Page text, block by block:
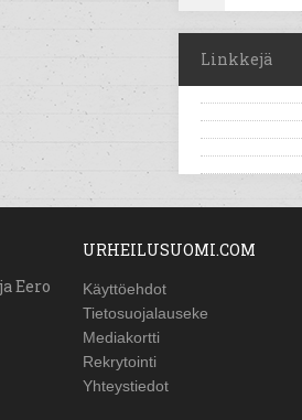
Linkkejä
Eero
URHEILUSUOMI.COM
Käyttöehdot
Tietosuojalauseke
Mediakortti
Rekrytointi
Yhteystiedot